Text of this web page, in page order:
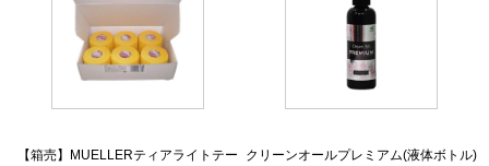
【箱売】MUELLERティアライトテー
クリーンオールプレミアム(液体ボトル)